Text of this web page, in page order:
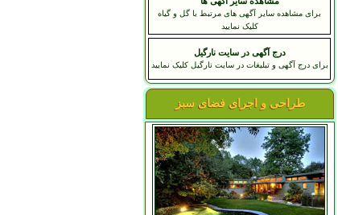
برای مشاهده سایر آگهی های مرتبط با گل و گیاه
کلیک نمایید
درج آگهی در سایت نارگیل
برای درج آگهی و تبلیغات در سایت نارگیل کلیک نمایید
طراحی و اجرای فضای سبز